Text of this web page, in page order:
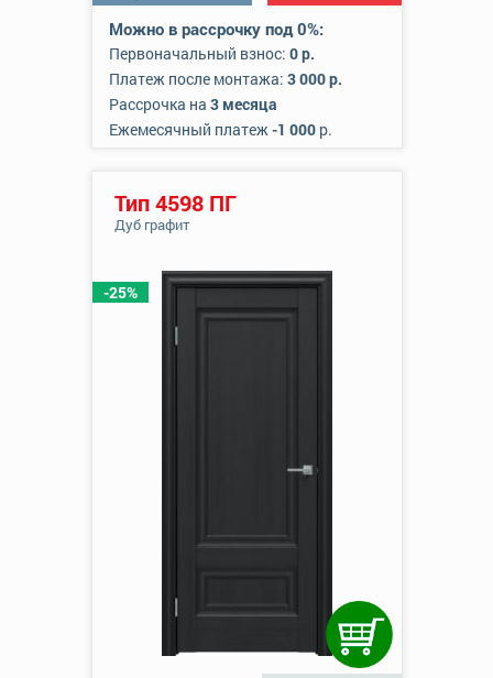
Можно в рассрочку под 0%:
Первоначальный взнос: 0 р.
Платеж после монтажа: 3 000 р.
Рассрочка на 3 месяца
Ежемесячный платеж-1 000р.
-25%
Тип 4598 ПГ
Дуб графит